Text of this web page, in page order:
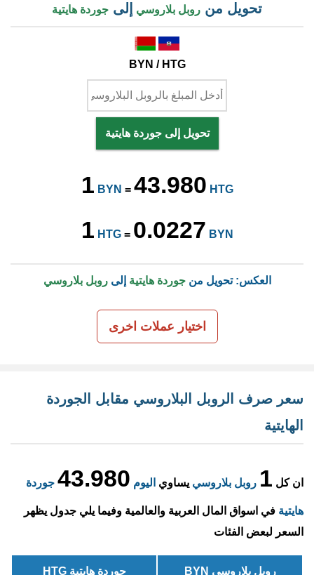
تحويل من روبل بلاروسي إلى جوردة هايتية
BYN / HTG
تحويل إلى جوردة هايتية
1 BYN = 43.980 HTG
1 HTG= 0.0227 BYN
العكس: تحويل منجوردة هايتية إلىروبل بلاروسي
اختيار عملات اخرى
سعر صرف الروبل البلاروسي مقابل الجوردة
الهايتية
ان كل 1 روبل بلاروسي يساوي اليوم 43.980 جوردة
هايتية في اسواق المال العربية والعالمية وفيما يلي جدول يظهر
السعر لبعض الفئات
روبل بلاروسي BYN جوردة هايتية HTG